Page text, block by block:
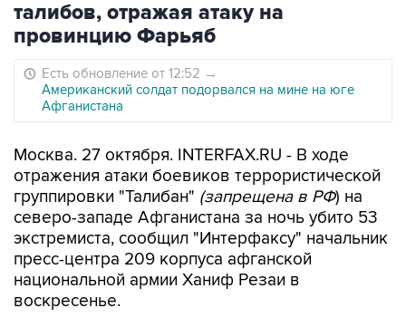
талибов, отражая атаку на
провинцию Фарьяб
Есть обновление от 12:52 →
Американский солдат подорвался на мине на юге
Афганистана
Москва. 27 октября. INTERFAX.RU - В ходе
отражения атаки боевиков террористической
группировки "Талибан" (запрещена в РФ) на
северо-западе Афганистана за ночь убито 53
экстремиста, сообщил "Интерфаксу" начальник
пресс-центра 209 корпуса афганской
национальной армии Ханиф Резаи в
воскресенье.